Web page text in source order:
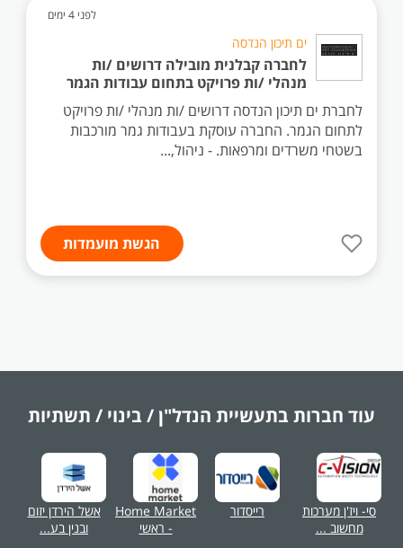
לפני 4 ימים
ים תיכון הנדסה
לחברה קבלנית מובילה דרושים /ות
מנהלי /ות פרויקט בתחום עבודות הגמר
לחברת ים תיכון הנדסה דרושים /ות מנהלי /ות פרויקט
לתחום הגמר. החברה עוסקת בעבודות גמר מורכבות
בשטחי משרדים ומרפאות. - ניהול,...
הגשת מועמדות
עוד חברות בתעשיית הנדל"ן / בינוי / תשתיות
סי- ויז'ן מערכות
מחשוב ...
רייסדור
Home Market
- ראשי
אשל הירדן יזום
ובנין בע...